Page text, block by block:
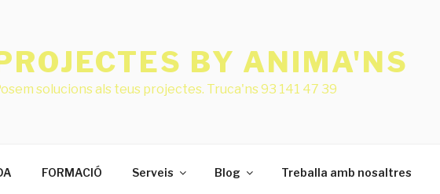
BY ANIMA'NS
solucions als teus projectes. Truca'ns 93 141 47 39
FORMACIÓ Serveis Blog Treballa amb nosaltres